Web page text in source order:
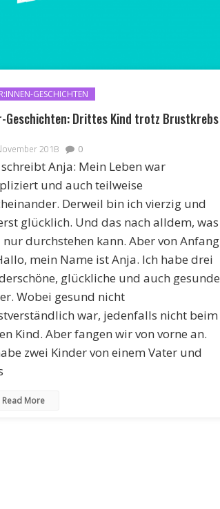
GESCHICHTEN
Geschichten: Drittes Kind trotz Brustkrebs
2018 0
Anja: Mein Leben war
und auch teilweise
Derweil bin ich vierzig und
glücklich. Und das nach alldem, was
nur durchstehen kann. Aber von Anfang
mein Name ist Anja. Ich habe drei
glückliche und auch gesunde
Wobei gesund nicht
war, jedenfalls nicht beim
Kind. Aber fangen wir von vorne an.
zwei Kinder von einem Vater und
Read More